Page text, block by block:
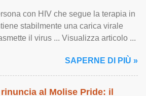
con HIV che segue la terapia in
stabilmente una carica virale
il virus ... Visualizza articolo ...
SAPERNE DI PIÙ »
al Molise Pride: il